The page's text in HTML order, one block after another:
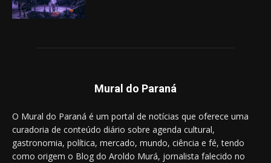
Mural do Paraná
O Mural do Paraná é um portal de notícias que oferece uma
curadoria de conteúdo diário sobre agenda cultural,
gastronomia, política, mercado, mundo, ciência e fé, tendo
como origem o Blog do Aroldo Murá, jornalista falecido no